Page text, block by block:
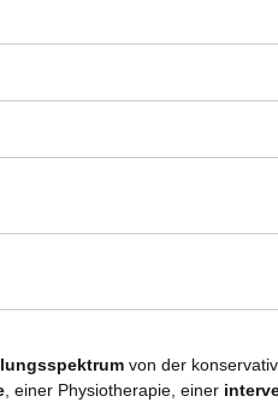
von der
, einer Physiotherapie, einer